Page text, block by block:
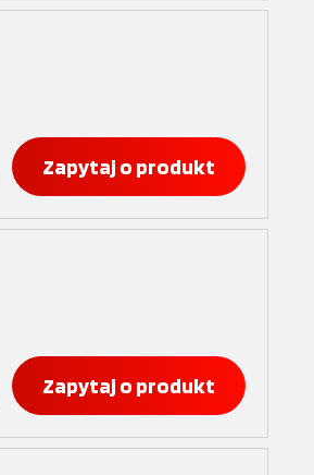
Zapytaj o produkt
Zapytaj o produkt